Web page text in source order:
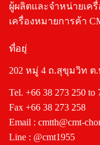
ผู้ผลิตและจำหน่ายเค
เครื่องหมายการค้า
ที่อยู่
202 หมู่ 4 ถ.สุขุมวิท ต
Tel. +66 38 273 250 to
Fax +66 38 273 258
Email : cmtth@cmt-
Line : @cmt1955